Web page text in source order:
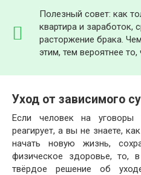
Полезный совет: как
квартира и заработок,
расторжение брака.
этим, тем вероятнее
Уход от зависимого
Если человек на
реагирует, а вы не знаете,
начать новую жизнь,
физическое здоровье, то,
твёрдое решение об